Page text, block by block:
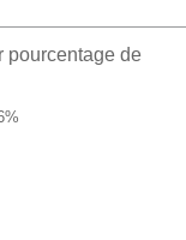
pourcentage de